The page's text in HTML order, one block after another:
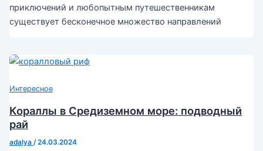
приключений и любопытным путешественникам
существует бесконечное множество направлений
Интересное
Кораллы в Средиземном море: подводный
рай
adalya /24.03.2024